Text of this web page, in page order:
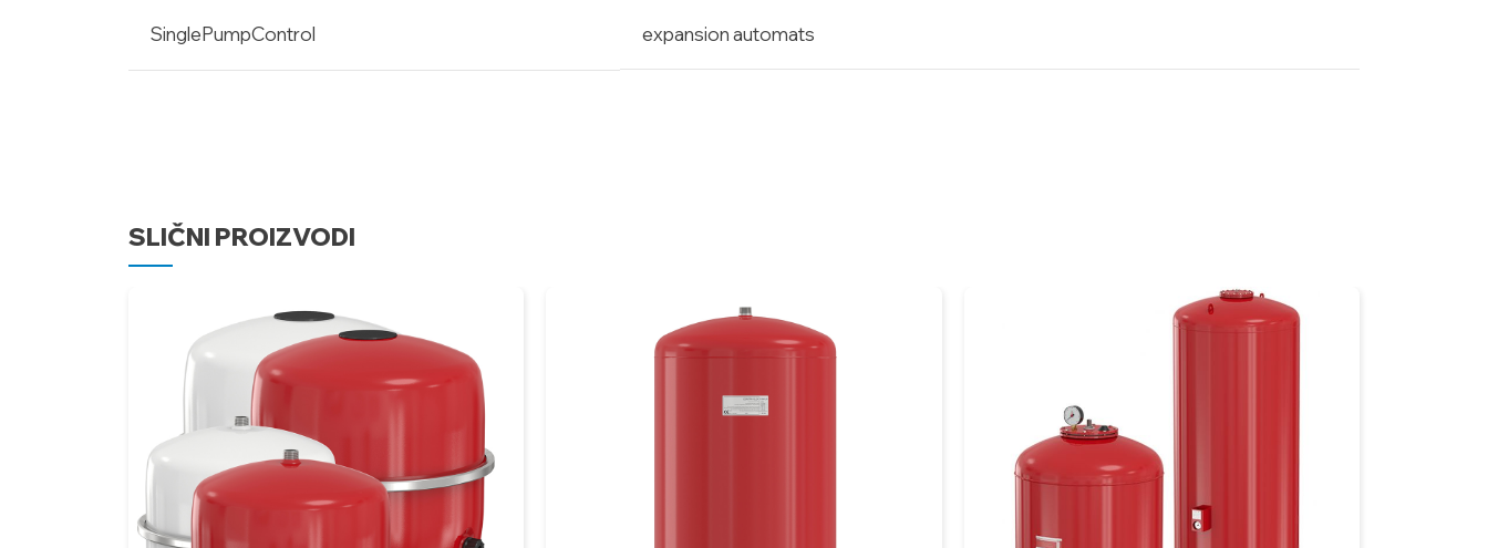
SinglePumpControl expansion automats
SLIČNI PROIZVODI